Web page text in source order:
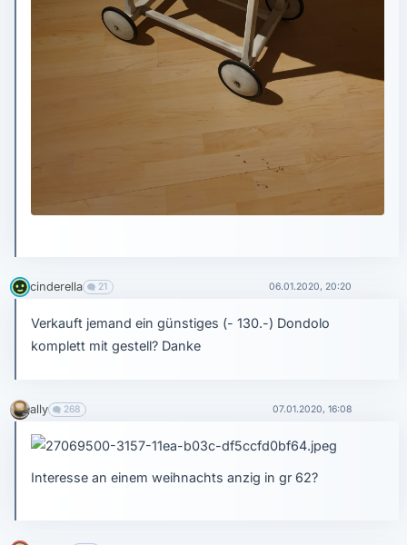
cinderella 21 06.01.2020, 20:20
Verkauft jemand ein günstiges (- 130.-) Dondolo
komplett mit gestell? Danke
ally 268 07.01.2020, 16:08
Interesse an einem weihnachts anzig in gr 62?